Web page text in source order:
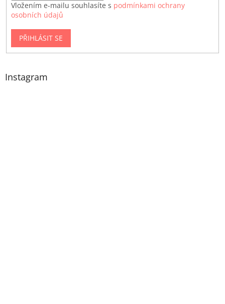
Vložením e-mailu souhlasíte s podmínkami ochrany
osobních údajů
PŘIHLÁSIT SE
Instagram